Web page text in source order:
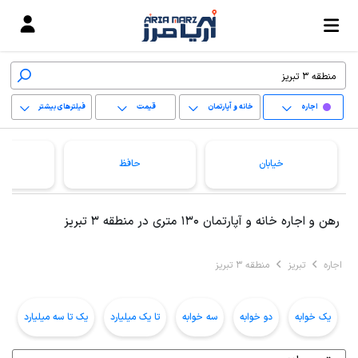
اجاره خانه و آپارتمان قیمت فیلترهای بیشتر
پاک کردن محدوده
خیابان حافظ
رهن و اجاره خانه و آپارتمان 130 متری در منطقه 3 تبریز
اجاره تبریز منطقه 3 تبریز
یک خوابه دو خوابه سه خوابه تا یک میلیارد یک تا سه میلیارد